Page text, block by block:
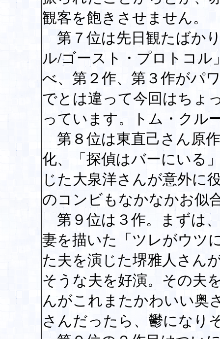
観客を飽きさせません。
第７位は先日観たばか
ル/ゴースト・プロトコル
べ、第２作、第３作がパ
でとは違って今回はちょ
っています。トム・クル
第８位は東直己さん原
化、「探偵はバーにいる
じた大泉洋さんが意外に
のコンビもなかなかお似
第９位は３作。まずは
妻を描いた「ツレがウツ
た夫を演じた堺雅人さん
そうな夫を好演。その夫
んがこれまたかわいい奥
さんだったら、鬱になり